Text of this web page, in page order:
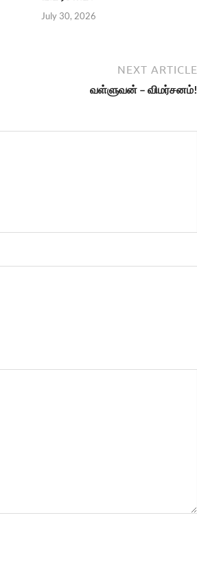
July 30, 2026
NEXT ARTICLE
வள்ளுவன் – விமர்சனம்!